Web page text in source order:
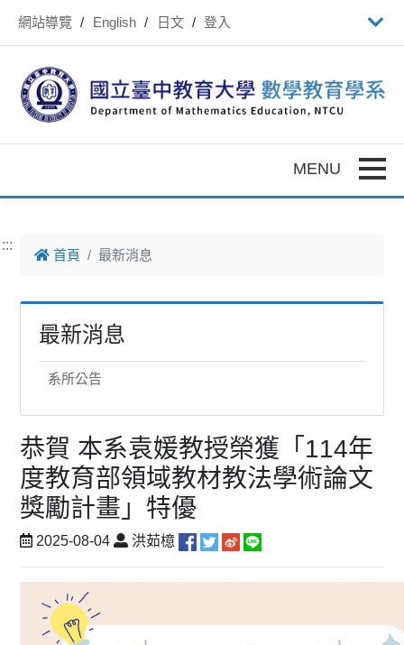
網站導覽 English 日文 登入
:::
首頁 最新消息
最新消息
系所公告
恭賀 本系袁媛教授榮獲「114年
度教育部領域教材教法學術論文
獎勵計畫」特優
2025-08-04 洪茹檍